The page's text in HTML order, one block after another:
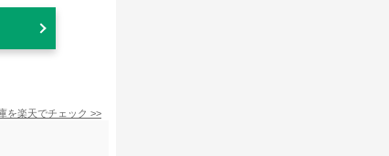
を楽天でチェック >>